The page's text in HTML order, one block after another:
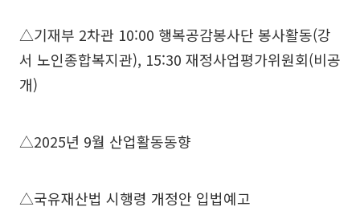
△기재부 2차관 10:00 행복공감봉사단 봉사활동(강
서 노인종합복지관), 15:30 재정사업평가위원회(비공
개)
△2025년 9월 산업활동동향
△국유재산법 시행령 개정안 입법예고